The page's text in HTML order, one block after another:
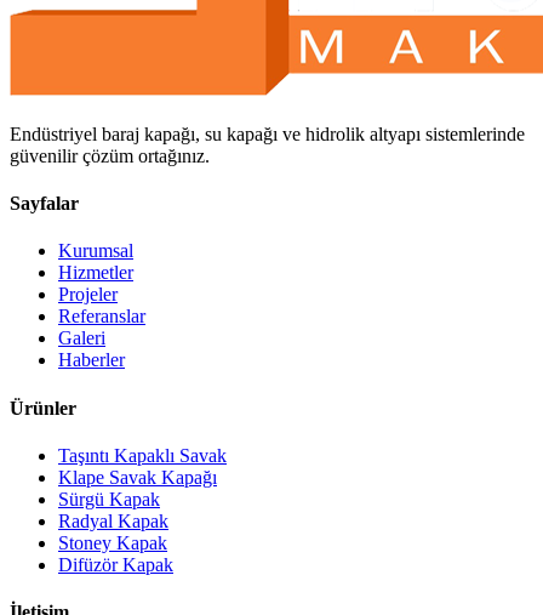
Endüstriyel baraj kapağı, su kapağı ve hidrolik altyapı sistemlerinde
güvenilir çözüm ortağınız.
Sayfalar
Kurumsal
Hizmetler
Projeler
Referanslar
Galeri
Haberler
Ürünler
Taşıntı Kapaklı Savak
Klape Savak Kapağı
Sürgü Kapak
Radyal Kapak
Stoney Kapak
Difüzör Kapak